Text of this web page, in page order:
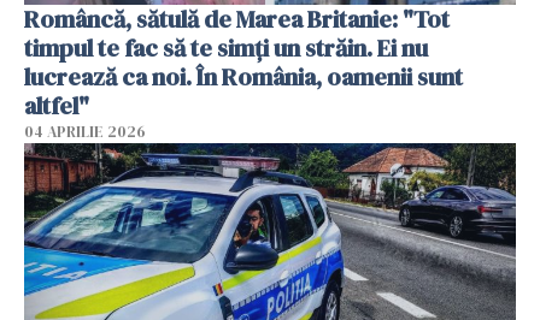
Româncă, sătulă de Marea Britanie: "Tot
timpul te fac să te simți un străin. Ei nu
lucrează ca noi. În România, oamenii sunt
altfel"
04 APRILIE 2026